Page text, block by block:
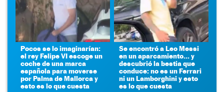
Pocos se lo imaginarían:
el rey Felipe VI escoge un
coche de una marca
española para moverse
por Palma de Mallorca y
esto es lo que cuesta
Se encontró a Leo Messi
en un aparcamiento... y
descubrió la bestia que
conduce: no es un Ferrari
ni un Lamborghini y esto
es lo que cuesta